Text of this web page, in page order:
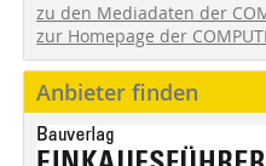
zu den Mediadaten der
zur Homepage der
Anbieter finden